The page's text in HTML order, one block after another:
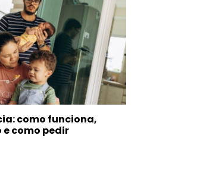
como funciona,
como pedir